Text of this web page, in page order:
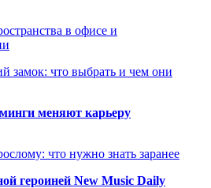
в офисе и
замок: что выбрать и чем они
меняют карьеру
что нужно знать заранее
героиней New Music Daily